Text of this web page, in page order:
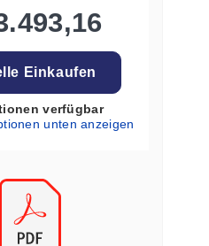
Einkaufen
verfügbar
unten anzeigen